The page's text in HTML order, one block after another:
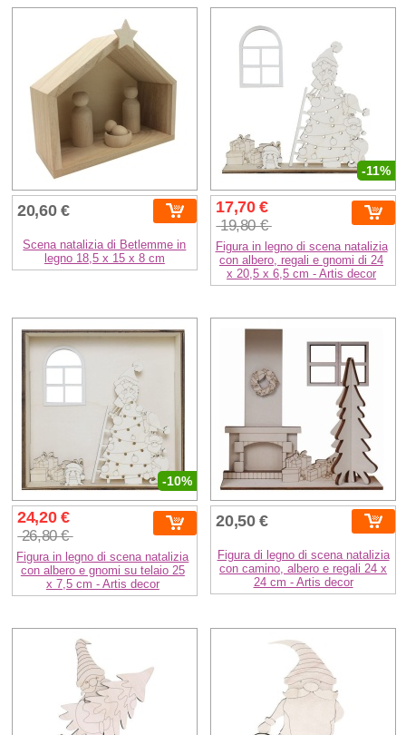
20,60 €
Scena natalizia di Betlemme in
legno 18,5 x 15 x 8 cm
-11%
17,70 €
19,80 €
Figura in legno di scena natalizia
con albero, regali e gnomi di 24
x 20,5 x 6,5 cm - Artis decor
-10%
24,20 €
26,80 €
Figura in legno di scena natalizia
con albero e gnomi su telaio 25
x 7,5 cm - Artis decor
20,50 €
Figura di legno di scena natalizia
con camino, albero e regali 24 x
24 cm - Artis decor